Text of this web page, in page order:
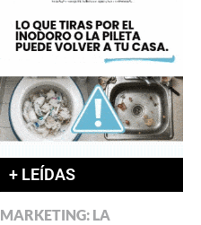
+ LEÍDAS
MARKETING: LA